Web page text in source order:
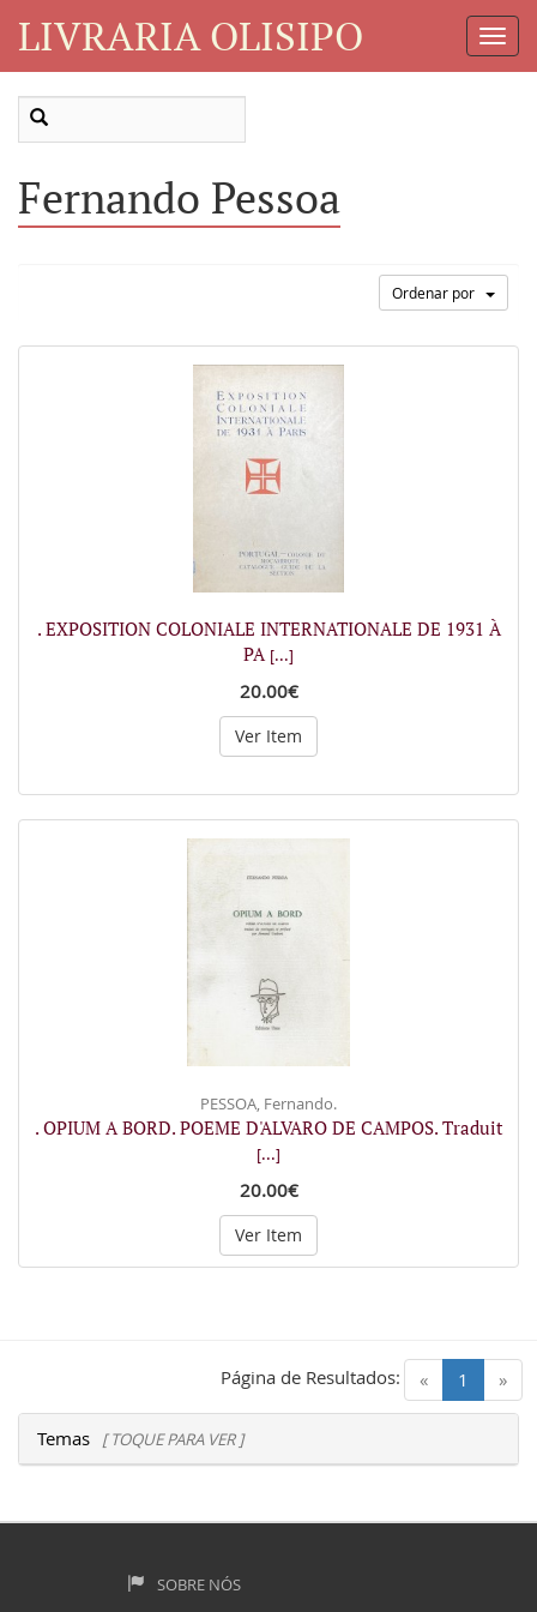
LIVRARIA OLISIPO
Fernando Pessoa
Ordenar por
. EXPOSITION COLONIALE INTERNATIONALE DE 1931 À
PA [...]
20.00€
Ver Item
PESSOA, Fernando.
. OPIUM A BORD. POEME D'ALVARO DE CAMPOS. Traduit
[...]
20.00€
Ver Item
« 1 (current)
»
Página de Resultados:
Temas [ TOQUE PARA VER ]
SOBRE NÓS